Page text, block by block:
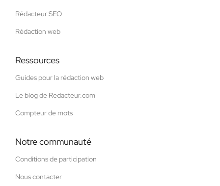
Rédacteur SEO
Rédaction web
Ressources
Guides pour la rédaction web
Le blog de Redacteur.com
Compteur de mots
Notre communauté
Conditions de participation
Nous contacter